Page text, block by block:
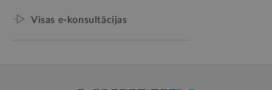
Visas e-konsultācijas